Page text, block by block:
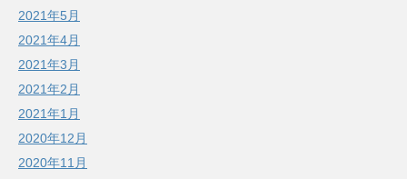
2021年5月
2021年4月
2021年3月
2021年2月
2021年1月
2020年12月
2020年11月